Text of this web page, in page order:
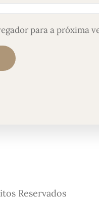
para a próxima
Reservados